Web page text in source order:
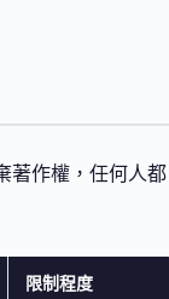
著作權，任何人都
限制程度